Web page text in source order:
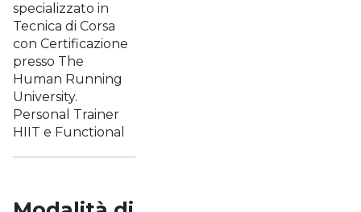
specializzato in
Tecnica di Corsa
con Certificazione
presso The
Human Running
University.
Personal Trainer
HIIT e Functional